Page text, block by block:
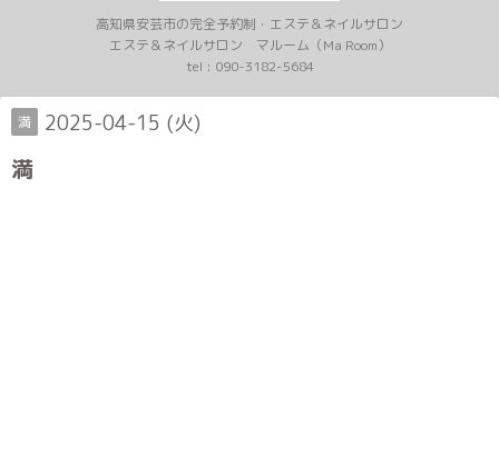
高知県安芸市の完全予約制・エステ＆ネイルサロン
エステ＆ネイルサロン マルーム（Ma Room）
tel : 090-3182-5684
満 2025-04-15 (火)
満